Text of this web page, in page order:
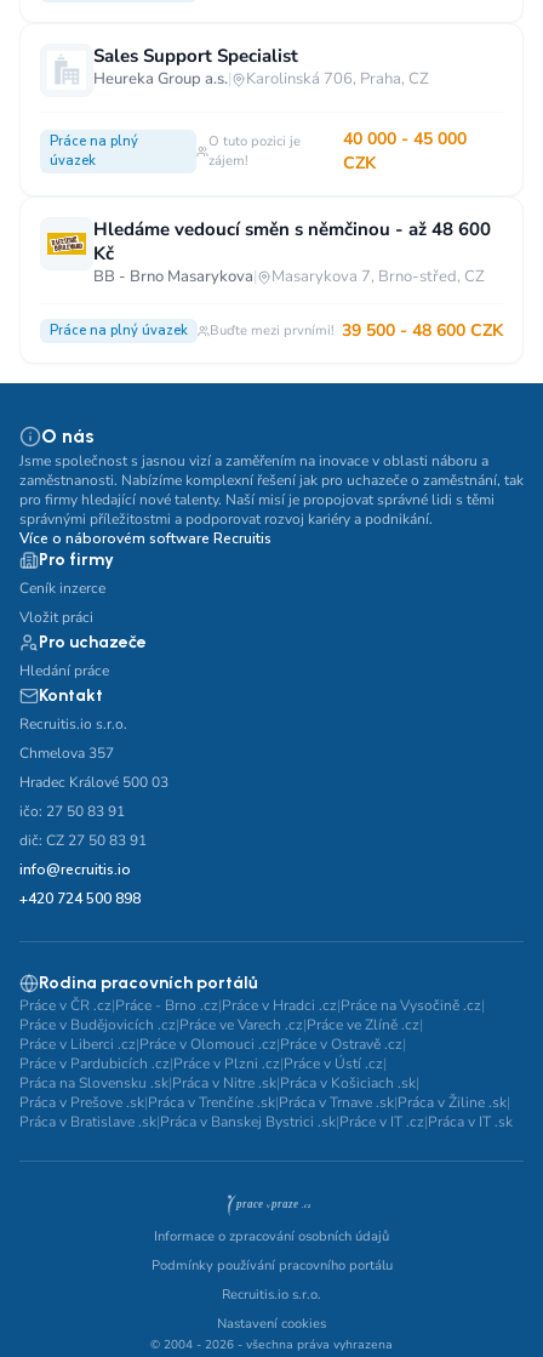
Sales Support Specialist
Heureka Group a.s.| Karolinská 706, Praha, CZ
Práce na plný
úvazek
O tuto pozici je
zájem!
40 000 - 45 000
CZK
Hledáme vedoucí směn s němčinou - až 48 600
Kč
BB - Brno Masarykova| Masarykova 7, Brno-střed, CZ
Práce na plný úvazek Buďte mezi prvními! 39 500 - 48 600 CZK
O nás
Jsme společnost s jasnou vizí a zaměřením na inovace v oblasti náboru a
zaměstnanosti. Nabízíme komplexní řešení jak pro uchazeče o zaměstnání, tak
pro firmy hledající nové talenty. Naší misí je propojovat správné lidi s těmi
správnými příležitostmi a podporovat rozvoj kariéry a podnikání.
Více o náborovém software Recruitis
Pro firmy
Ceník inzerce
Vložit práci
Pro uchazeče
Hledání práce
Kontakt
Recruitis.io s.r.o.
Chmelova 357
Hradec Králové 500 03
ičo: 27 50 83 91
dič: CZ 27 50 83 91
info@recruitis.io
+420 724 500 898
Rodina pracovních portálů
Práce v ČR .cz|Práce - Brno .cz|Práce v Hradci .cz|Práce na Vysočině .cz|
Práce v Budějovicích .cz|Práce ve Varech .cz|Práce ve Zlíně .cz|
Práce v Liberci .cz|Práce v Olomouci .cz|Práce v Ostravě .cz|
Práce v Pardubicích .cz|Práce v Plzni .cz|Práce v Ústí .cz|
Práca na Slovensku .sk|Práca v Nitre .sk|Práca v Košiciach .sk|
Práca v Prešove .sk|Práca v Trenčíne .sk|Práca v Trnave .sk|Práca v Žiline .sk|
Práca v Bratislave .sk|Práca v Banskej Bystrici .sk|Práce v IT .cz|Práca v IT .sk
Informace o zpracování osobních údajů
Podmínky používání pracovního portálu
Recruitis.io s.r.o.
Nastavení cookies
© 2004 - 2026 - všechna práva vyhrazena